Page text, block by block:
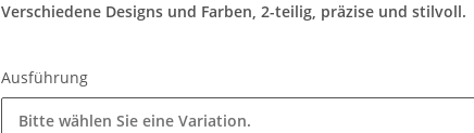
Verschiedene Designs und Farben, 2-teilig, präzise und stilvoll.
Ausführung
Bitte wählen Sie eine Variation.